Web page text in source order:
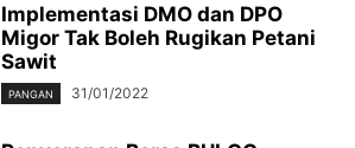
Implementasi DMO dan DPO
Migor Tak Boleh Rugikan Petani
Sawit
PANGAN 31/01/2022